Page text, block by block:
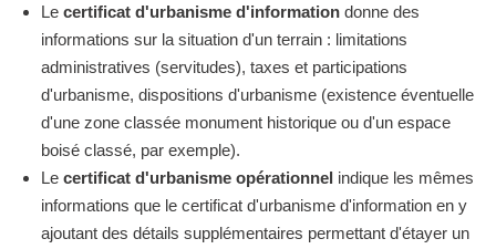
Le certificat d'urbanisme d'information donne des
informations sur la situation d'un terrain : limitations
administratives (servitudes), taxes et participations
d'urbanisme, dispositions d'urbanisme (existence éventuelle
d'une zone classée monument historique ou d'un espace
boisé classé, par exemple).
Le certificat d'urbanisme opérationnel indique les mêmes
informations que le certificat d'urbanisme d'information en y
ajoutant des détails supplémentaires permettant d'étayer un